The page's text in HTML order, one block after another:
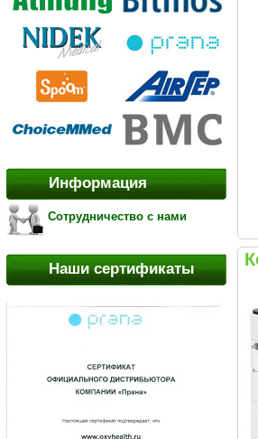
Информация
Сотрудничество с нами
Наши сертификаты